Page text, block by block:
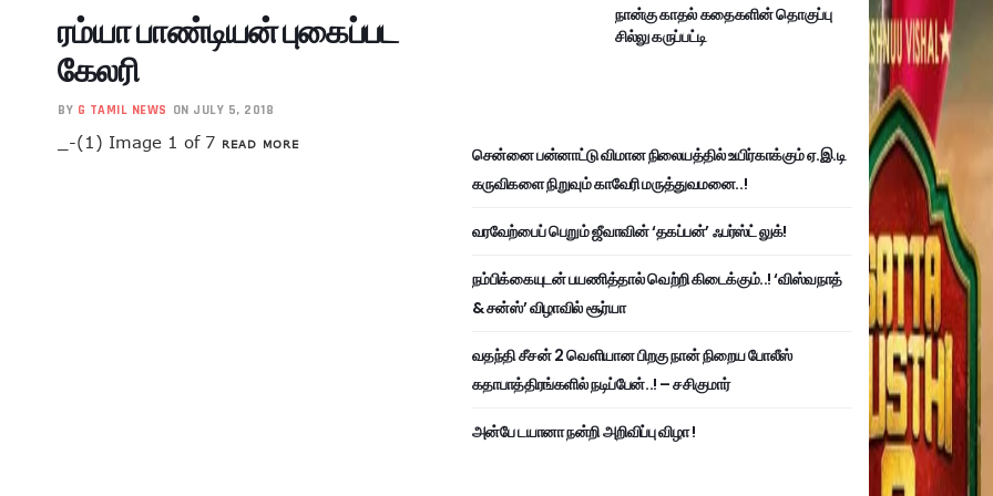
ரம்யா பாண்டியன் புகைப்பட
கேலரி
BY G TAMIL NEWS ON JULY 5, 2018
_-(1) Image 1 of 7 READ MORE
நான்கு காதல் கதைகளின் தொகுப்பு
சில்லு கருப்பட்டி
சென்னை பன்னாட்டு விமான நிலையத்தில் உயிர்காக்கும் ஏ.இ.டி
கருவிகளை நிறுவும் காவேரி மருத்துவமனை..!
வரவேற்பைப் பெறும் ஜீவாவின் ‘தகப்பன்’ ஃபர்ஸ்ட் லுக்!
நம்பிக்கையுடன் பயணித்தால் வெற்றி கிடைக்கும்..! ‘விஸ்வநாத்
& சன்ஸ்’ விழாவில் சூர்யா
வதந்தி சீசன் 2 வெளியான பிறகு நான் நிறைய போலீஸ்
கதாபாத்திரங்களில் நடிப்பேன்..! – சசிகுமார்
அன்பே டயானா நன்றி அறிவிப்பு விழா !